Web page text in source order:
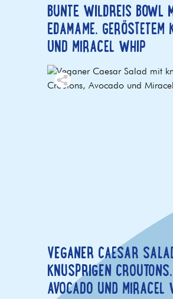
BUNTE WILDREIS BOWL
EDAMAME, GERÖSTETEM
UND MIRACEL WHIP
VEGANER CAESAR
KNUSPRIGEN CROUTONS,
AVOCADO UND MIRACEL